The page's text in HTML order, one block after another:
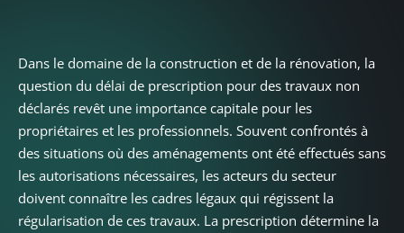
Dans le domaine de la construction et de la rénovation, la
question du délai de prescription pour des travaux non
déclarés revêt une importance capitale pour les
propriétaires et les professionnels. Souvent confrontés à
des situations où des aménagements ont été effectués sans
les autorisations nécessaires, les acteurs du secteur
doivent connaître les cadres légaux qui régissent la
régularisation de ces travaux. La prescription détermine la